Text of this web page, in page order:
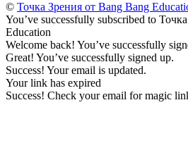
© Точка Зрения от Bang Bang
You’ve successfully subscribed to
Education
Welcome back! You’ve successfully
Great! You’ve successfully signed up.
Success! Your email is updated.
Your link has expired
Success! Check your email for magic